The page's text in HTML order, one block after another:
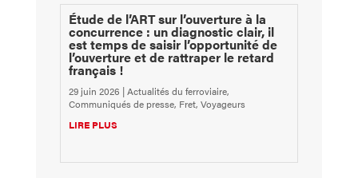
Étude de l’ART sur l’ouverture à la
concurrence : un diagnostic clair, il
est temps de saisir l’opportunité de
l’ouverture et de rattraper le retard
français !
29 juin 2026 |Actualités du ferroviaire,
Communiqués de presse, Fret, Voyageurs
LIRE PLUS